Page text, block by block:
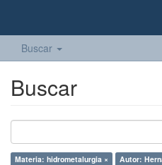
Buscar
Buscar
Materia: hidrometalurgia ×
Autor: